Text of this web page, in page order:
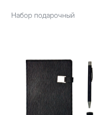
Набор подарочный